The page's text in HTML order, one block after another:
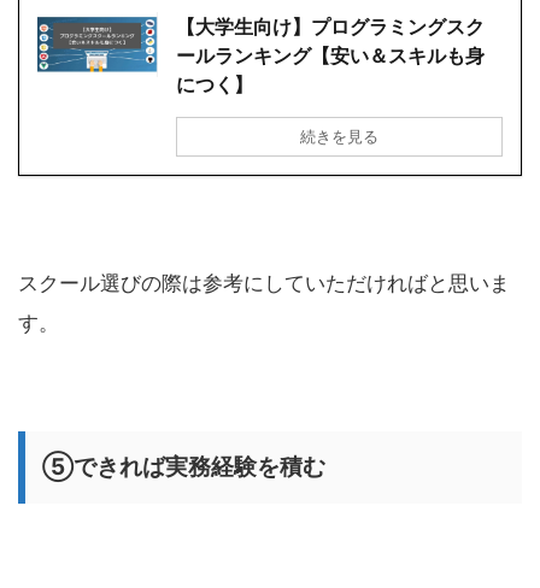
【大学生向け】プログラミングスク
ールランキング【安い＆スキルも身
につく】
続きを見る
スクール選びの際は参考にしていただければと思いま
す。
⑤できれば実務経験を積む